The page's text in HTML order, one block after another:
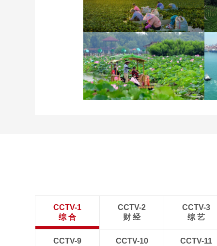
立秋近 采菱忙
CCTV-1
综 合
CCTV-2
财 经
CCTV-3
综 艺
CCTV-9
CCTV-10
CCTV-11